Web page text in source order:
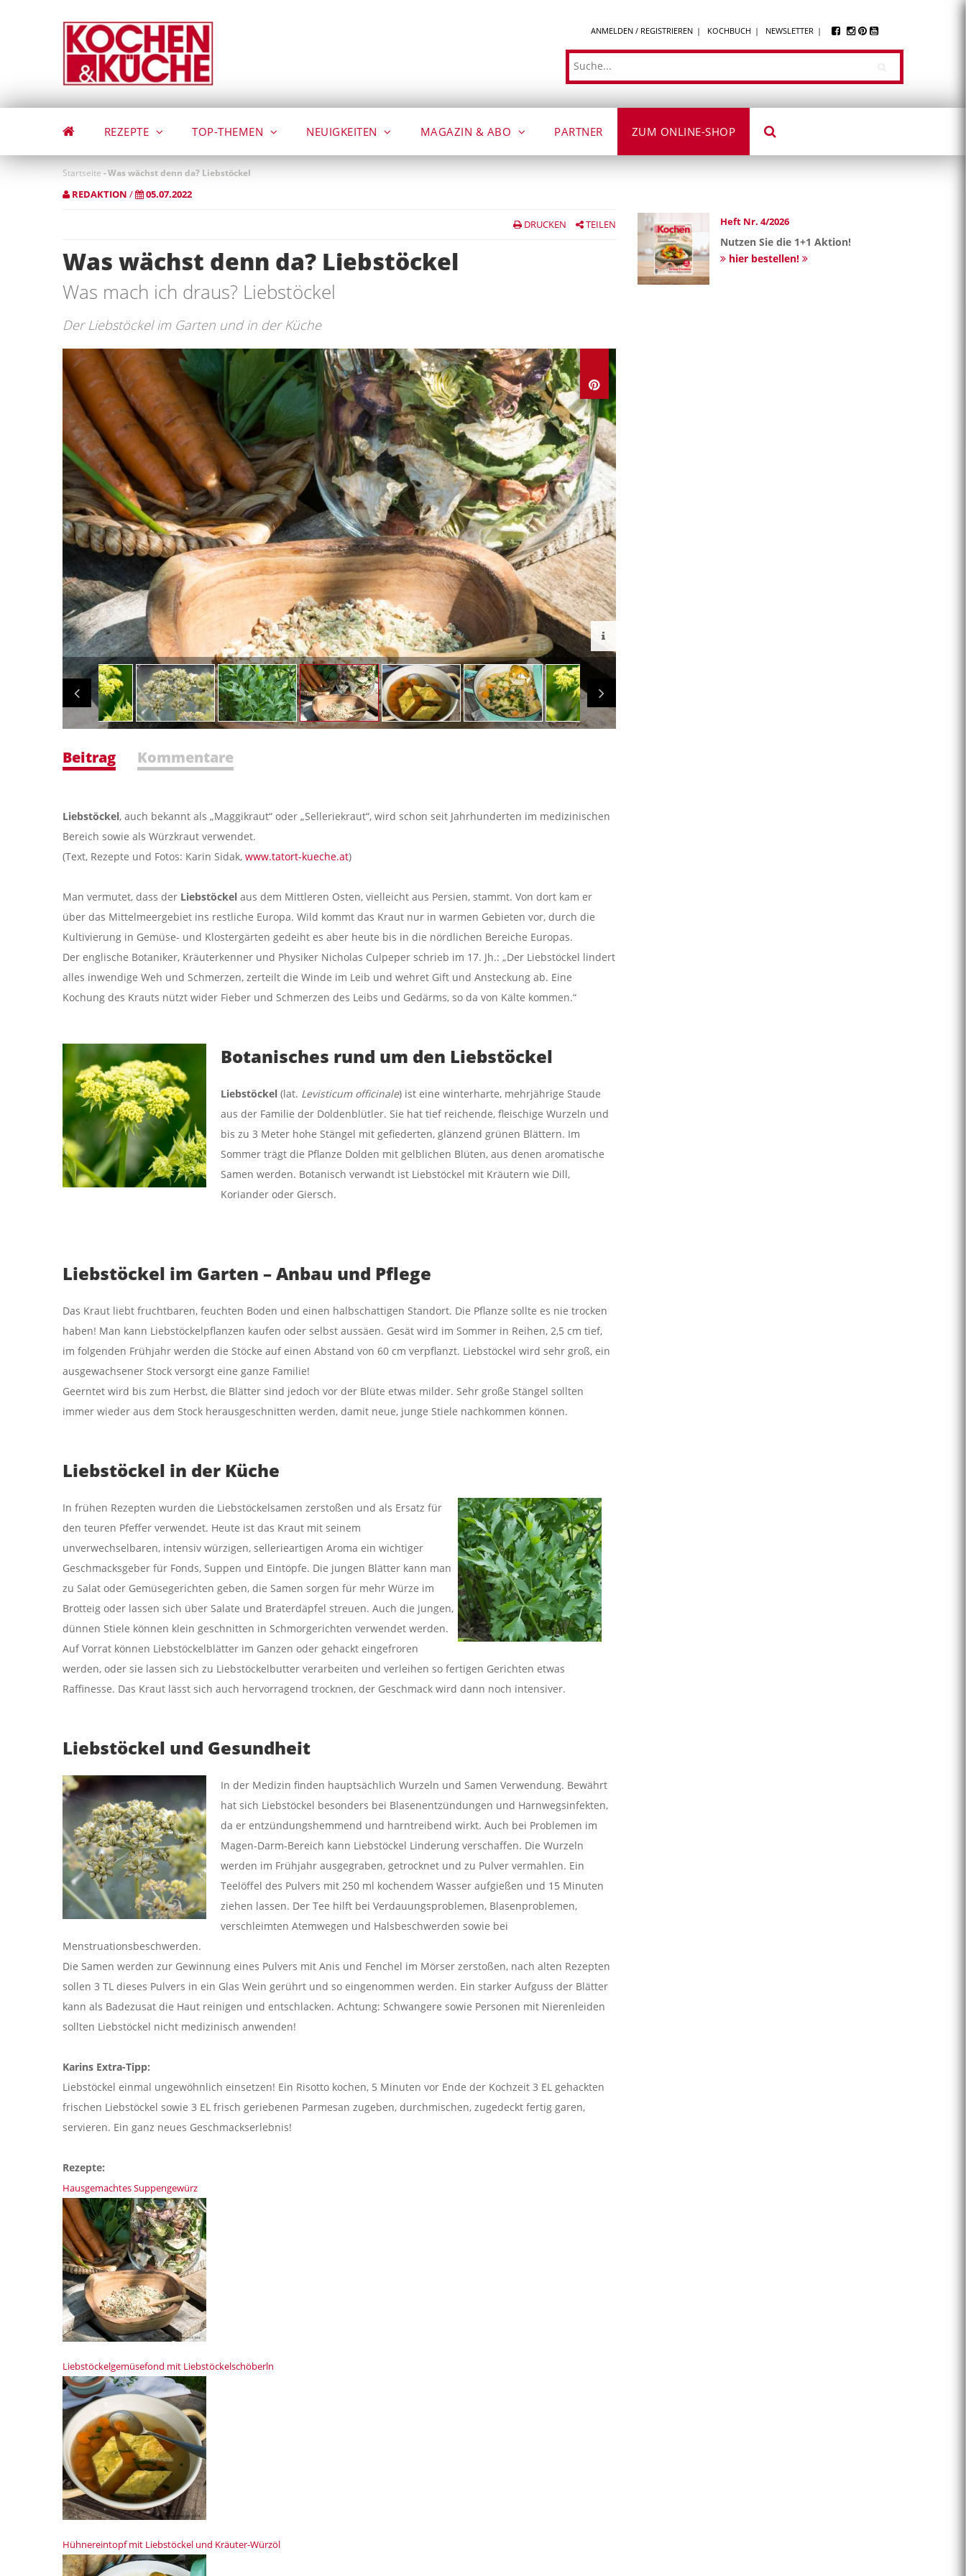
ANMELDEN / REGISTRIEREN KOCHBUCH NEWSLETTER
Suche
REZEPTE TOP-THEMEN NEUIGKEITEN MAGAZIN & ABO PARTNER ZUM ONLINE-SHOP
Startseite -Was wächst denn da? Liebstöckel
REDAKTION / 05.07.2022
DRUCKEN TEILEN
Was wächst denn da? Liebstöckel
Was mach ich draus? Liebstöckel
Der Liebstöckel im Garten und in der Küche
Beitrag Kommentare
Liebstöckel, auch bekannt als „Maggikraut“ oder „Selleriekraut“, wird schon seit Jahrhunderten im medizinischen
Bereich sowie als Würzkraut verwendet.
(Text, Rezepte und Fotos: Karin Sidak, www.tatort-kueche.at)
Man vermutet, dass der Liebstöckel aus dem Mittleren Osten, vielleicht aus Persien, stammt. Von dort kam er
über das Mittelmeergebiet ins restliche Europa. Wild kommt das Kraut nur in warmen Gebieten vor, durch die
Kultivierung in Gemüse- und Klostergärten gedeiht es aber heute bis in die nördlichen Bereiche Europas.
Der englische Botaniker, Kräuterkenner und Physiker Nicholas Culpeper schrieb im 17. Jh.: „Der Liebstöckel lindert
alles inwendige Weh und Schmerzen, zerteilt die Winde im Leib und wehret Gift und Ansteckung ab. Eine
Kochung des Krauts nützt wider Fieber und Schmerzen des Leibs und Gedärms, so da von Kälte kommen.“
Botanisches rund um den Liebstöckel
Liebstöckel (lat. Levisticum officinale) ist eine winterharte, mehrjährige Staude
aus der Familie der Doldenblütler. Sie hat tief reichende, fleischige Wurzeln und
bis zu 3 Meter hohe Stängel mit gefiederten, glänzend grünen Blättern. Im
Sommer trägt die Pflanze Dolden mit gelblichen Blüten, aus denen aromatische
Samen werden. Botanisch verwandt ist Liebstöckel mit Kräutern wie Dill,
Koriander oder Giersch.
Liebstöckel im Garten – Anbau und Pflege
Das Kraut liebt fruchtbaren, feuchten Boden und einen halbschattigen Standort. Die Pflanze sollte es nie trocken
haben! Man kann Liebstöckelpflanzen kaufen oder selbst aussäen. Gesät wird im Sommer in Reihen, 2,5 cm tief,
im folgenden Frühjahr werden die Stöcke auf einen Abstand von 60 cm verpflanzt. Liebstöckel wird sehr groß, ein
ausgewachsener Stock versorgt eine ganze Familie!
Geerntet wird bis zum Herbst, die Blätter sind jedoch vor der Blüte etwas milder. Sehr große Stängel sollten
immer wieder aus dem Stock herausgeschnitten werden, damit neue, junge Stiele nachkommen können.
Liebstöckel in der Küche
In frühen Rezepten wurden die Liebstöckelsamen zerstoßen und als Ersatz für
den teuren Pfeffer verwendet. Heute ist das Kraut mit seinem
unverwechselbaren, intensiv würzigen, sellerieartigen Aroma ein wichtiger
Geschmacksgeber für Fonds, Suppen und Eintöpfe. Die jungen Blätter kann man
zu Salat oder Gemüsegerichten geben, die Samen sorgen für mehr Würze im
Brotteig oder lassen sich über Salate und Braterdäpfel streuen. Auch die jungen,
dünnen Stiele können klein geschnitten in Schmorgerichten verwendet werden.
Auf Vorrat können Liebstöckelblätter im Ganzen oder gehackt eingefroren
werden, oder sie lassen sich zu Liebstöckelbutter verarbeiten und verleihen so fertigen Gerichten etwas
Raffinesse. Das Kraut lässt sich auch hervorragend trocknen, der Geschmack wird dann noch intensiver.
Liebstöckel und Gesundheit
In der Medizin finden hauptsächlich Wurzeln und Samen Verwendung. Bewährt
hat sich Liebstöckel besonders bei Blasenentzündungen und Harnwegsinfekten,
da er entzündungshemmend und harntreibend wirkt. Auch bei Problemen im
Magen-Darm-Bereich kann Liebstöckel Linderung verschaffen. Die Wurzeln
werden im Frühjahr ausgegraben, getrocknet und zu Pulver vermahlen. Ein
Teelöffel des Pulvers mit 250 ml kochendem Wasser aufgießen und 15 Minuten
ziehen lassen. Der Tee hilft bei Verdauungsproblemen, Blasenproblemen,
verschleimten Atemwegen und Halsbeschwerden sowie bei
Menstruationsbeschwerden.
Die Samen werden zur Gewinnung eines Pulvers mit Anis und Fenchel im Mörser zerstoßen, nach alten Rezepten
sollen 3 TL dieses Pulvers in ein Glas Wein gerührt und so eingenommen werden. Ein starker Aufguss der Blätter
kann als Badezusat die Haut reinigen und entschlacken. Achtung: Schwangere sowie Personen mit Nierenleiden
sollten Liebstöckel nicht medizinisch anwenden!
Karins Extra-Tipp:
Liebstöckel einmal ungewöhnlich einsetzen! Ein Risotto kochen, 5 Minuten vor Ende der Kochzeit 3 EL gehackten
frischen Liebstöckel sowie 3 EL frisch geriebenen Parmesan zugeben, durchmischen, zugedeckt fertig garen,
servieren. Ein ganz neues Geschmackserlebnis!
Rezepte:
Hausgemachtes Suppengewürz
Liebstöckelgemüsefond mit Liebstöckelschöberln
Hühnereintopf mit Liebstöckel und Kräuter-Würzöl
Heft Nr. 4/2026
Nutzen Sie die 1+1 Aktion!
hier bestellen!